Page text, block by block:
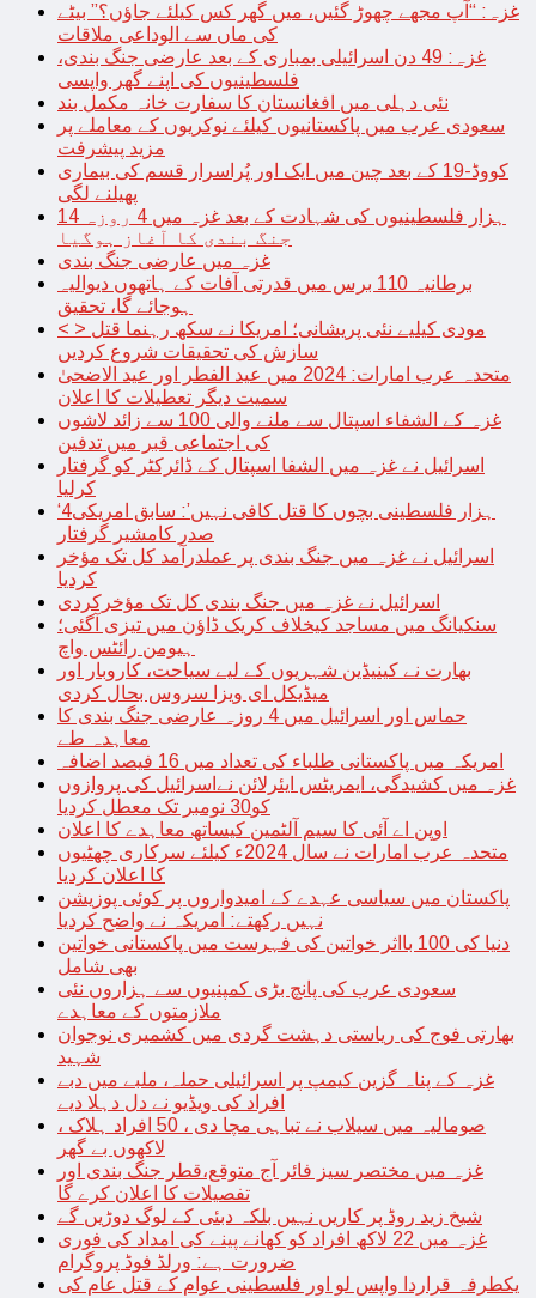
غزہ: “آپ مجھے چھوڑ گئیں، میں گھر کس کیلئے جاؤں؟” بیٹے
کی ماں سے الوداعی ملاقات
غزہ: 49 دن اسرائیلی بمباری کے بعد عارضی جنگ بندی،
فلسطینیوں کی اپنے گھر واپسی
نئی دہلی میں افغانستان کا سفارت خانہ مکمل بند
سعودی عرب میں پاکستانیوں کیلئے نوکریوں کے معاملے پر
مزید پیشرفت
کووڈ-19 کے بعد چین میں ایک اور پُراسرار قسم کی بیماری
پھیلنے لگی
14 ہزار فلسطینیوں کی شہادت کے بعد غزہ میں 4 روزہ
جنگ بندی کا آغاز ہوگیا
غزہ میں عارضی جنگ بندی
برطانیہ 110 برس میں قدرتی آفات کے ہاتھوں دیوالیہ
ہوجائے گا، تحقیق
< > مودی کیلیے نئی پریشانی؛ امریکا نے سکھ رہنما قتل
سازش کی تحقیقات شروع کردیں
متحدہ عرب امارات: 2024 میں عید الفطر اور عید الاضحیٰ
سمیت دیگر تعطیلات کا اعلان
غزہ کے الشفاء اسپتال سے ملنے والی 100 سے زائد لاشوں
کی اجتماعی قبر میں تدفین
اسرائیل نے غزہ میں الشفا اسپتال کے ڈائرکٹر کو گرفتار
کرلیا
‘4ہزار فلسطینی بچوں کا قتل کافی نہیں’: سابق امریکی
صدر کامشیر گرفتار
اسرائیل نے غزہ میں جنگ بندی پر عملدرآمد کل تک مؤخر
کردیا
اسرائیل نے غزہ میں جنگ بندی کل تک مؤخرکردی
سنکیانگ میں مساجد کیخلاف کریک ڈاؤن میں تیزی آگئی؛
ہیومن رائٹس واچ
بھارت نے کینیڈین شہریوں کے لیے سیاحت، کاروبار اور
میڈیکل ای ویزا سروس بحال کردی
حماس اور اسرائیل میں 4 روزہ عارضی جنگ بندی کا
معاہدہ طے
امریکہ میں پاکستانی طلباء کی تعداد میں 16 فیصد اضافہ
غزہ میں کشیدگی، ایمریٹس ایئرلائن نےاسرائیل کی پروازوں
کو30 نومبر تک معطل کردیا
اوپن اے آئی کا سیم آلٹمین کیساتھ معاہدے کا اعلان
متحدہ عرب امارات نے سال 2024ء کیلئے سرکاری چھٹیوں
کا اعلان کردیا
پاکستان میں سیاسی عہدے کے امیدواروں پر کوئی پوزیشن
نہیں رکھتے: امریکہ نے واضح کردیا
دنیا کی 100 بااثر خواتین کی فہرست میں پاکستانی خواتین
بھی شامل
سعودی عرب کی پانچ بڑی کمپنیوں سے ہزاروں نئی
ملازمتوں کے معاہدے
بھارتی فوج کی ریاستی دہشت گردی میں کشمیری نوجوان
شہید
غزہ کے پناہ گزین کیمپ پر اسرائیلی حملہ، ملبے میں دبے
افراد کی ویڈیو نے دل دہلا دیے
صومالیہ میں سیلاب نے تباہی مچا دی ، 50 افراد ہلاک ،
لاکھوں بے گھر
غزہ میں مختصر سیز فائر آج متوقع،قطر جنگ بندی اور
تفصیلات کا اعلان کرے گا
شیخ زید روڈ پر کاریں نہیں بلکہ دبئی کے لوگ دوڑیں گے
غزہ میں 22 لاکھ افراد کو کھانے پینے کی امداد کی فوری
ضرورت ہے: ورلڈ فوڈ پروگرام
یکطرفہ قراردا واپس لو اور فلسطینی عوام کے قتل عام کی